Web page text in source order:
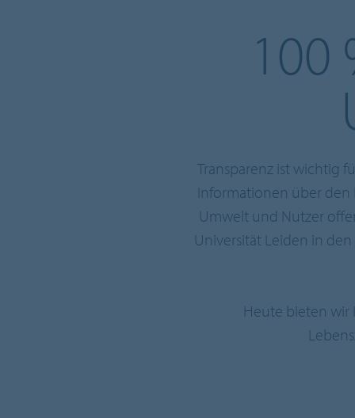
100
Transparenz ist wichtig
Informationen über
Umwelt und Nutzer
Universität Leiden in
Heute bieten wir